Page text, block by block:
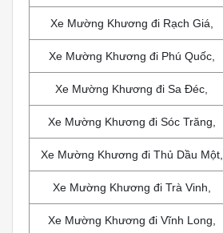
Xe Mường Khương đi Rạch Giá,
Xe Mường Khương đi Phú Quốc,
Xe Mường Khương đi Sa Đéc,
Xe Mường Khương đi Sóc Trăng,
Xe Mường Khương đi Thủ Dầu Một,
Xe Mường Khương đi Trà Vinh,
Xe Mường Khương đi Vĩnh Long,